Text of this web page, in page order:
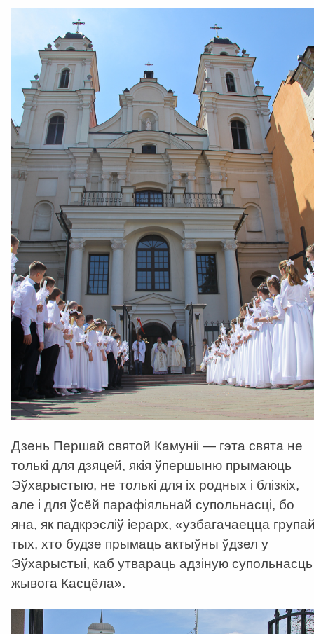
Дзень Першай святой Камуніі — гэта свята не
толькі для дзяцей, якія ўпершыню прымаюць
Эўхарыстыю, не толькі для іх родных і блізкіх,
але і для ўсёй парафіяльнай супольнасці, бо
яна, як падкрэсліў іерарх, «узбагачаецца
тых, хто будзе прымаць актыўны ўдзел у
Эўхарыстыі, каб утвараць адзіную супольнасць
жывога Касцёла».